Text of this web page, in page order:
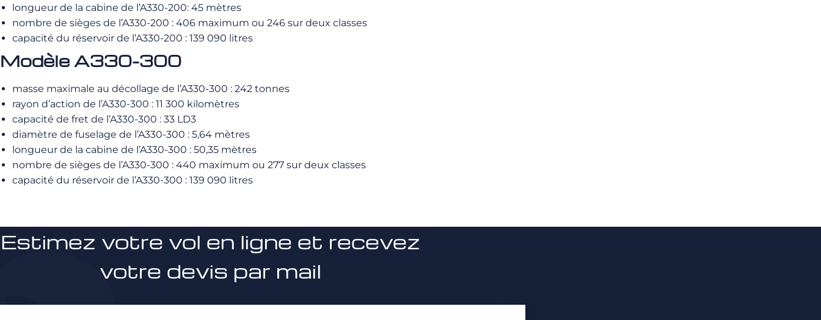
longueur de la cabine de l’A330-200: 45 mètres
nombre de sièges de l’A330-200 : 406 maximum ou 246 sur deux classes
capacité du réservoir de l’A330-200 : 139 090 litres
Modèle A330-300
masse maximale au décollage de l’A330-300 : 242 tonnes
rayon d’action de l’A330-300 : 11 300 kilomètres
capacité de fret de l’A330-300 : 33 LD3
diamètre de fuselage de l’A330-300 : 5,64 mètres
longueur de la cabine de l’A330-300 : 50,35 mètres
nombre de sièges de l’A330-300 : 440 maximum ou 277 sur deux classes
capacité du réservoir de l’A330-300 : 139 090 litres
Estimez votre vol en ligne et recevez
votre devis par mail